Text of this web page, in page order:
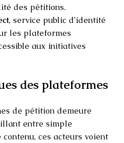
des pétitions.
, service public d’identité
les plateformes
aux initiatives
des plateformes
de pétition demeure
entre simple
ces acteurs voient